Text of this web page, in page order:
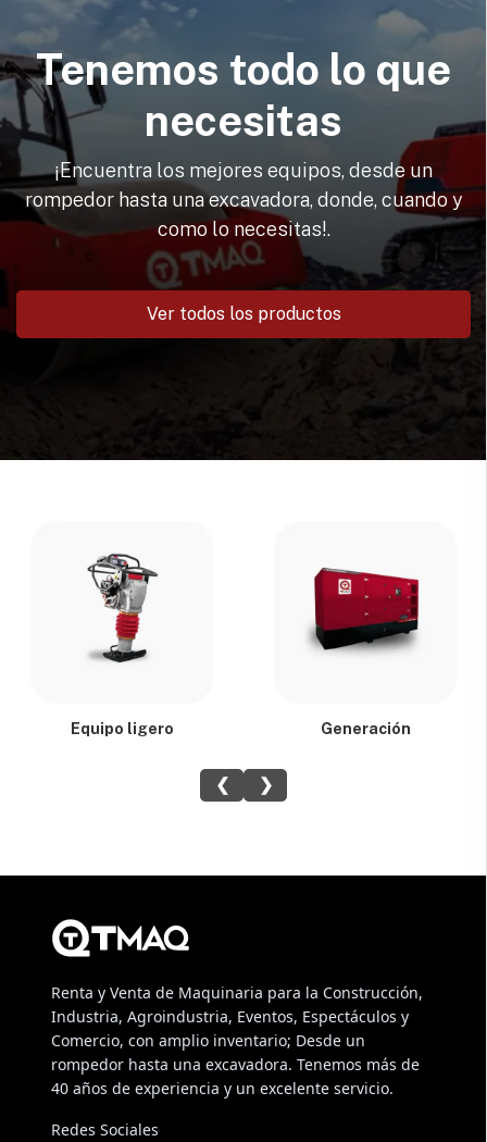
Tenemos todo lo que
necesitas
¡Encuentra los mejores equipos, desde un
rompedor hasta una excavadora, donde, cuando y
como lo necesitas!.
Ver todos los productos
Equipo ligero Generación
❮ ❯
Renta y Venta de Maquinaria para la Construcción,
Industria, Agroindustria, Eventos, Espectáculos y
Comercio, con amplio inventario; Desde un
rompedor hasta una excavadora. Tenemos más de
40 años de experiencia y un excelente servicio.
Redes Sociales